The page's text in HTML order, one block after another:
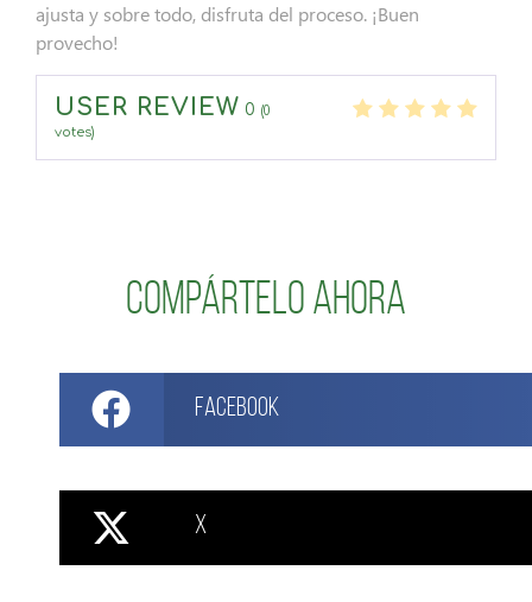
ajusta y sobre todo, disfruta del proceso. ¡Buen
provecho!
USER REVIEW 0 (0
votes)
Compártelo ahora
Facebook
X